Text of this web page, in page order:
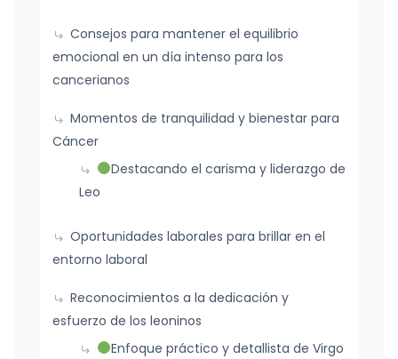
Consejos para mantener el equilibrio
emocional en un día intenso para los
cancerianos
Momentos de tranquilidad y bienestar para
Cáncer
Destacando el carisma y liderazgo de
Leo
Oportunidades laborales para brillar en el
entorno laboral
Reconocimientos a la dedicación y
esfuerzo de los leoninos
Enfoque práctico y detallista de Virgo